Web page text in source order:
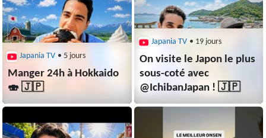
Japania TV • 5 jours
Manger 24h à Hokkaido
🍣 🇯🇵
Japania TV • 19 jours
On visite le Japon le plus
sous-coté avec
⁨@IchibanJapan⁩ ! 🇯🇵